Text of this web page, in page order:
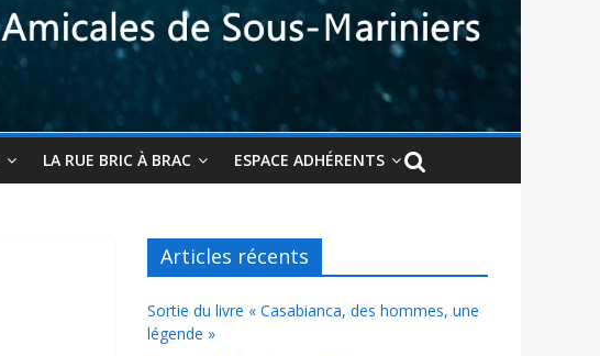
LA RUE BRIC À BRAC ESPACE ADHÉRENTS
Articles récents
Sortie du livre « Casabianca, des hommes, une
légende »